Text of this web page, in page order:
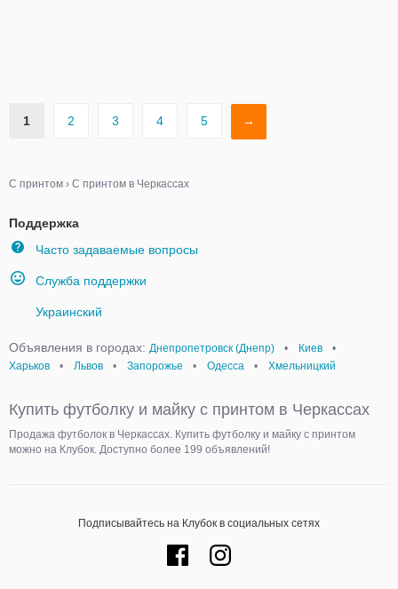
1 2 3 4 5 →
С принтом › С принтом в Черкассах
Поддержка
Часто задаваемые вопросы
Служба поддержки
Украинский
Объявления в городах: Днепропетровск (Днепр) • Киев
•
Харьков
• Львов • Запорожье • Одесса • Хмельницкий
Купить футболку и майку с принтом в Черкассах
Продажа футболок в Черкассах. Купить футболку и майку с принтом
можно на Клубок. Доступно более 199 объявлений!
Подписывайтесь на Клубок в социальных сетях